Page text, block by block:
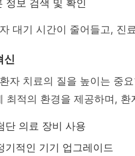
정보 검색 및 확인
대기 시간이 줄어들고, 진
신
자 치료의 질을 높이는 중
최적의 환경을 제공하며,
단 의료 장비 사용
기적인 기기 업그레이드